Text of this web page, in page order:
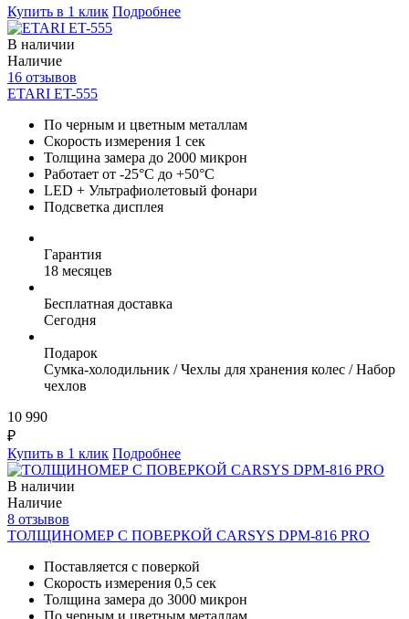
Купить в 1 клик Подробнее
В наличии
Наличие
16 отзывов
ETARI ET-555
По черным и цветным металлам
Скорость измерения 1 сек
Толщина замера до 2000 микрон
Работает от -25°C до +50°C
LED + Ультрафиолетовый фонари
Подсветка дисплея
Гарантия
18 месяцев
Бесплатная доставка
Сегодня
Подарок
Сумка-холодильник / Чехлы для хранения колес / Набор
чехлов
10 990
₽
Купить в 1 клик Подробнее
В наличии
Наличие
8 отзывов
ТОЛЩИНОМЕР С ПОВЕРКОЙ CARSYS DPM-816 PRO
Поставляется с поверкой
Скорость измерения 0,5 сек
Толщина замера до 3000 микрон
По черным и цветным металлам